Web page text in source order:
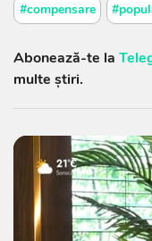
#compensare
Abonează-te la
multe știri.